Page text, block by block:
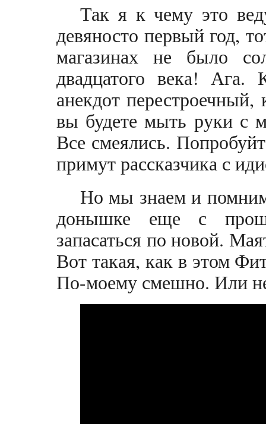
Так я к чему это
девяносто первый год,
магазинах не было
двадцатого века!
анекдот
вы будете мыть руки с
Все смеялись.
примут рассказчика с
Но мы знаем и
донышке еще с
запасаться по новой.
Вот такая, как в этом
По-моему смешно. Или